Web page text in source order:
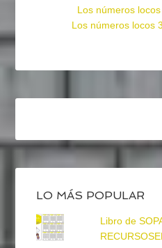
Los números
Los números locos
LO MÁS POPULAR
Libro de